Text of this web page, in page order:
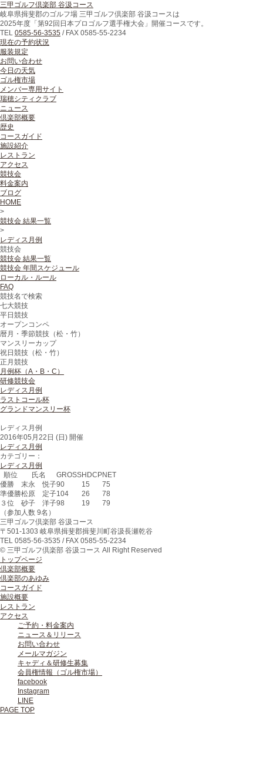
三甲ゴルフ倶楽部 谷汲コース
岐阜県揖斐郡のゴルフ場 三甲ゴルフ倶楽部 谷汲コースは
2025年度「第92回日本プロゴルフ選手権大会」開催コースです。
TEL 0585-56-3535 / FAX 0585-55-2234
現在の予約状況
服装規定
お問い合わせ
今日の天気
ゴル権市場
メンバー専用サイト
瑞穂シティクラブ
ニュース
倶楽部概要
歴史
コースガイド
施設紹介
レストラン
アクセス
競技会
料金案内
ブログ
HOME
>
競技会 結果一覧
>
レディス月例
競技会
競技会 結果一覧
競技会 年間スケジュール
ローカル・ルール
FAQ
競技名で検索
七大競技
平日競技
オープンコンペ
暦月・季節競技（松・竹）
マンスリーカップ
祝日競技（松・竹）
正月競技
月例杯（A・B・C）
研修競技会
レディス月例
ラストコール杯
グランドマンスリー杯
レディス月例
2016年05月22日 (日) 開催
レディス月例
カテゴリー：
レディス月例
順位
氏名 GROSSHDCPNET
優勝
末永 悦子90 15
75
準優勝松原 定子104 26
78
３位
砂子 洋子98 19
79
（参加人数 9名）
三甲ゴルフ倶楽部 谷汲コース
〒 501-1303 岐阜県揖斐郡揖斐川町谷汲長瀬乾谷
TEL 0585-56-3535 / FAX 0585-55-2234
© 三甲ゴルフ倶楽部 谷汲コース All Right Reserved
トップページ
倶楽部概要
倶楽部のあゆみ
コースガイド
施設概要
レストラン
アクセス
ご予約・料金案内
ニュース＆リリース
お問い合わせ
メールマガジン
キャディ＆研修生募集
会員権情報（ゴル権市場）
facebook
Instagram
LINE
PAGE TOP